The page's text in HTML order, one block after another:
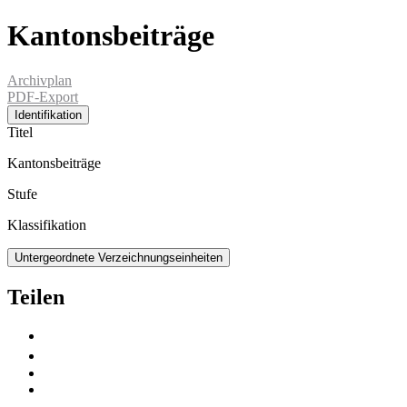
Kantonsbeiträge
Archivplan
PDF-Export
Identifikation
Titel
Kantonsbeiträge
Stufe
Klassifikation
Untergeordnete Verzeichnungseinheiten
Teilen